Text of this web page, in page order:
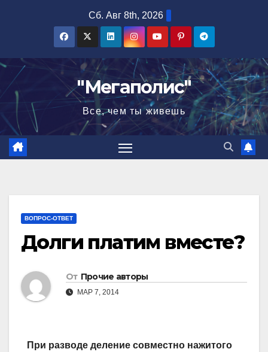
Сб. Авг 8th, 2026
"Мегаполис"
Все, чем ты живешь
ВОПРОС-ОТВЕТ
Долги платим вместе?
От Прочие авторы
МАР 7, 2014
При разводе деление совместно нажитого